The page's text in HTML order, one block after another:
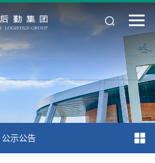
公示公告